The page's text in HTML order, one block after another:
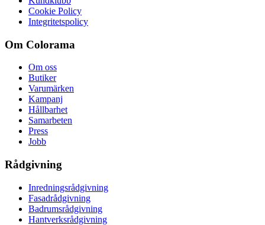
Cookie Policy
Integritetspolicy
Om Colorama
Om oss
Butiker
Varumärken
Kampanj
Hållbarhet
Samarbeten
Press
Jobb
Rådgivning
Inredningsrådgivning
Fasadrådgivning
Badrumsrådgivning
Hantverksrådgivning